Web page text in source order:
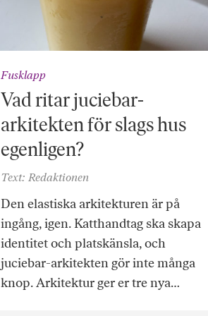
Fusklapp
Vad ritar juciebar-
arkitekten för slags hus
egenligen?
Text: Redaktionen
Den elastiska arkitekturen är på
ingång, igen. Katthandtag ska skapa
identitet och platskänsla, och
juciebar-arkitekten gör inte många
knop. Arkitektur ger er tre nya…